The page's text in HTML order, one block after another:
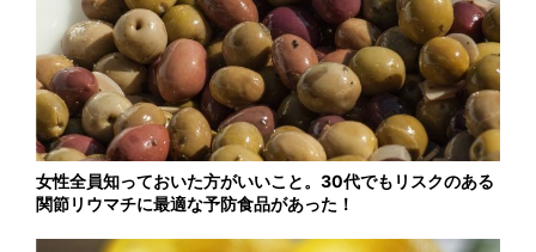
女性全員知っておいた方がいいこと。30代でもリスクのある
関節リウマチに最適な予防食品があった！